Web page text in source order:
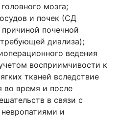
мозга;
и почек (СД
почечной
диализа);
ведения
восприимчивости к
тканей вследствие
во время и после
в связи с
и